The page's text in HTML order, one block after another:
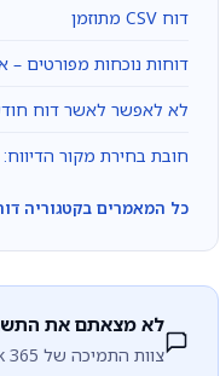
דוח CSV מתוזמן
דוחות נוכחות מפורטים –
לא לאפשר לאשר דוח
חובת בחירת מקור
כל המאמרים בקטגוריה
לא מצאתם את
צוות התמיכה של TimeClock 365 זמין לעזור - בטלפון, בווצאפ ובמייל.